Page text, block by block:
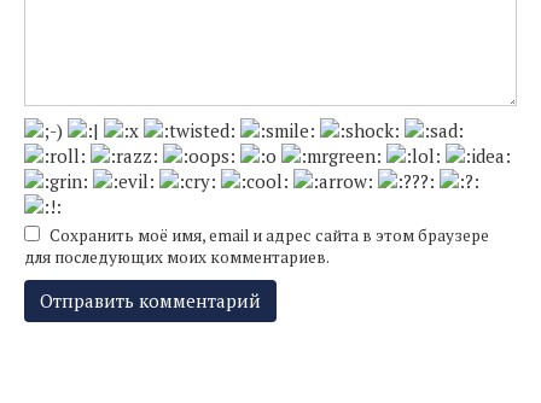
Сохранить моё имя, email и адрес сайта в этом браузере
для последующих моих комментариев.